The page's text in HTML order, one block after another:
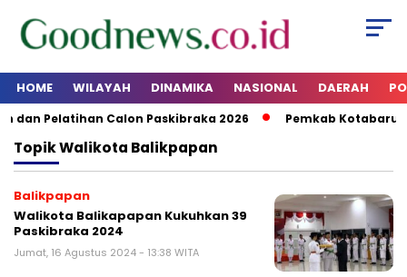
HOME WILAYAH DINAMIKA NASIONAL DAERAH
dan Pelatihan Calon Paskibraka 2026 Pemkab Kotabaru
TopikWalikota Balikpapan
Balikpapan
Walikota Balikapapan Kukuhkan 39
Paskibraka 2024
Jumat, 16 Agustus 2024 - 13:38 WITA